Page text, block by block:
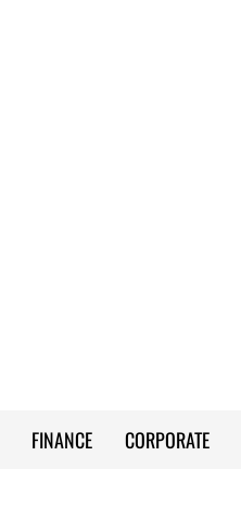
FINANCE CORPORATE